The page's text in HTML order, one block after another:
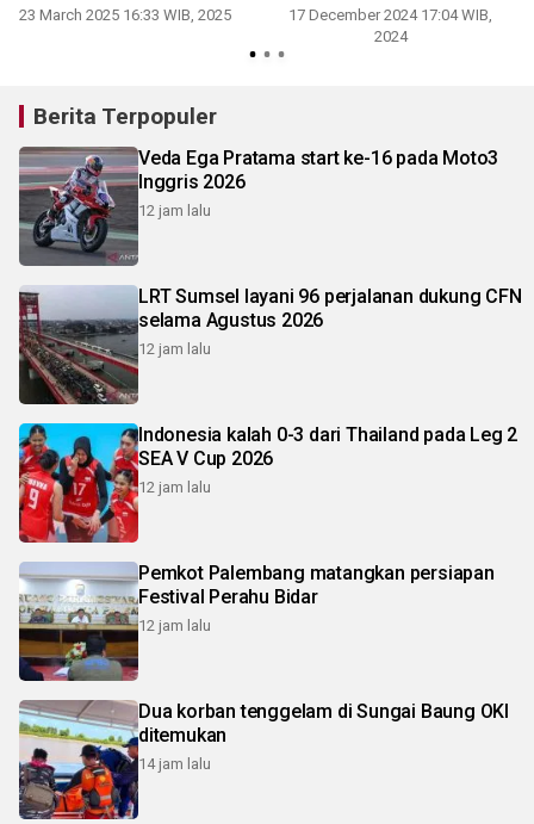
23 March 2025 16:33 WIB, 2025
17 December 2024 17:04 WIB,
2024
Berita Terpopuler
Veda Ega Pratama start ke-16 pada Moto3
Inggris 2026
12 jam lalu
LRT Sumsel layani 96 perjalanan dukung CFN
selama Agustus 2026
12 jam lalu
Indonesia kalah 0-3 dari Thailand pada Leg 2
SEA V Cup 2026
12 jam lalu
Pemkot Palembang matangkan persiapan
Festival Perahu Bidar
12 jam lalu
Dua korban tenggelam di Sungai Baung OKI
ditemukan
14 jam lalu